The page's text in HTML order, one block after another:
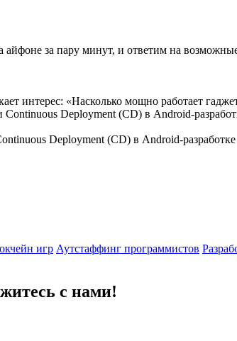
айфоне за пару минут, и ответим на
интерес: «Насколько мощно работает
Deployment (CD) в Android-разработке
игр Аутстаффинг программистов
с нами!